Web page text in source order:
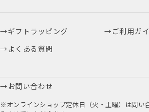
ギフトラッピング
ご利用ガ
よくある質問
お問い合わせ
※オンラインショップ定休日（火・土曜）は問い